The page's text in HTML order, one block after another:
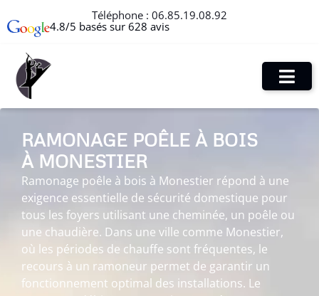
Téléphone : 06.85.19.08.92
4.8/5 basés sur 628 avis
RAMONAGE POÊLE À BOIS
À MONESTIER
Ramonage poêle à bois à Monestier répond à une
exigence essentielle de sécurité domestique pour
tous les foyers utilisant une cheminée, un poêle ou
une chaudière. Dans une ville comme Monestier,
où les périodes de chauffe sont fréquentes, le
recours à un ramoneur permet de garantir un
fonctionnement optimal des installations. Le